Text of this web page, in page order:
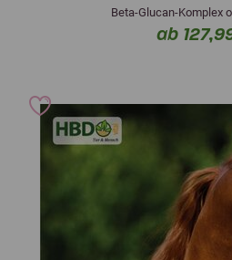
Beta-Glucan-Komplex
ab